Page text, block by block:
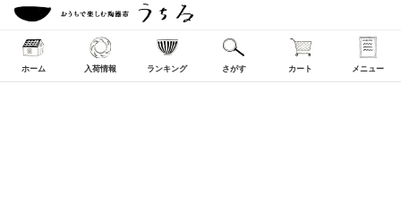
ホーム 入荷情報 ランキング さがす カート メニュー